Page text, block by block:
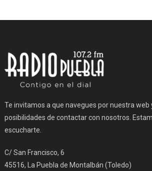
Te invitamos a que navegues por nuestra web
posibilidades de contactar con nosotros.
escucharte.
C/ San Francisco, 6
45516, La Puebla de Montalbán (Toledo)